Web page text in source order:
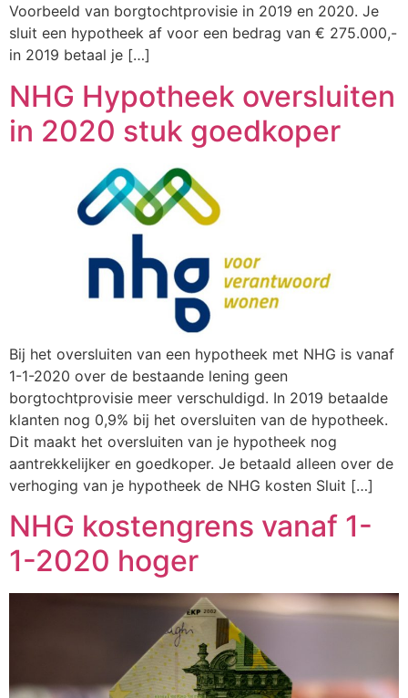
Voorbeeld van borgtochtprovisie in 2019 en 2020. Je
sluit een hypotheek af voor een bedrag van € 275.000,-
in 2019 betaal je […]
NHG Hypotheek oversluiten
in 2020 stuk goedkoper
Bij het oversluiten van een hypotheek met NHG is vanaf
1-1-2020 over de bestaande lening geen
borgtochtprovisie meer verschuldigd. In 2019 betaalde
klanten nog 0,9% bij het oversluiten van de hypotheek.
Dit maakt het oversluiten van je hypotheek nog
aantrekkelijker en goedkoper. Je betaald alleen over de
verhoging van je hypotheek de NHG kosten Sluit […]
NHG kostengrens vanaf 1-
1-2020 hoger